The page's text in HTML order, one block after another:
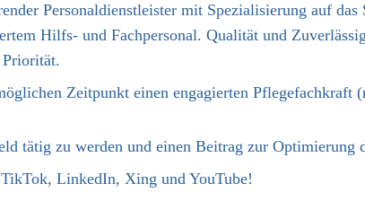
Personaldienstleister mit Spezialisierung auf
Hilfs- und Fachpersonal. Qualität und
Priorität.
Zeitpunkt einen engagierten Pflegefachkraft
tätig zu werden und einen Beitrag zur Optimierung
LinkedIn, Xing und YouTube!